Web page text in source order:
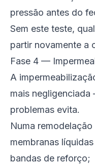
pressão antes do
Sem este teste,
partir novamente a
Fase 4 —
A
mais
problemas evita.
Numa
membranas
bandas de reforço;